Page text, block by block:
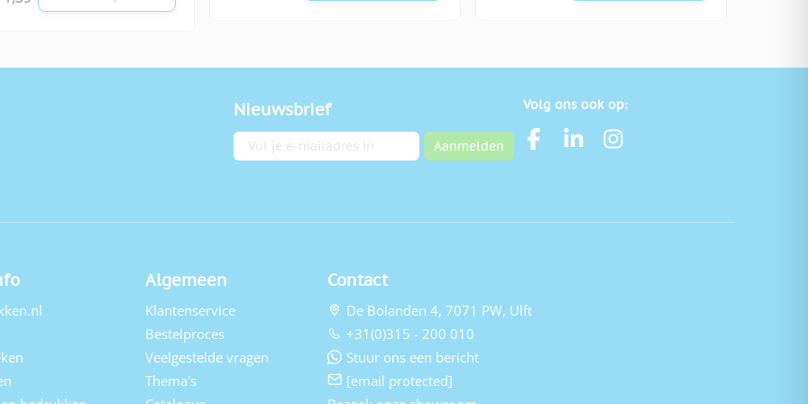
Nieuwsbrief
E-mailadres Aanmelden
Volg ons ook op:
Algemeen
Klantenservice
Bestelproces
Veelgestelde vragen
Thema's
Contact
De Bolanden 4, 7071 PW, Ulft
+31(0)315 - 200 010
Stuur ons een bericht
[email protected]